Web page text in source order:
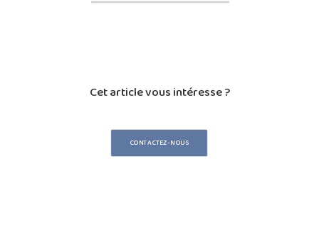
Cet article vous intéresse ?
CONTACTEZ-NOUS